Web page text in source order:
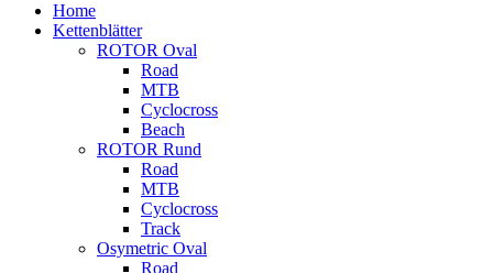
Home
Kettenblätter
ROTOR Oval
Road
MTB
Cyclocross
Beach
ROTOR Rund
Road
MTB
Cyclocross
Track
Osymetric Oval
Road